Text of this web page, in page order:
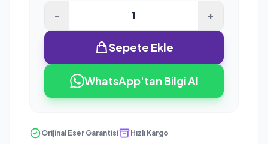
- +
Sepete Ekle
WhatsApp'tan Bilgi Al
Orijinal Eser Garantisi Hızlı Kargo